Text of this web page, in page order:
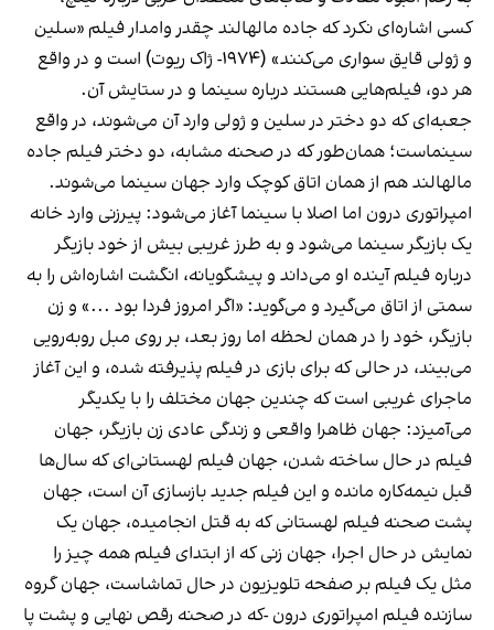
کسی اشاره‌ای نکرد که جاده مالهالند چقدر وامدار فیلم «سلین
و ژولی قایق سواری می‌کنند» (۱۹۷۴- ژاک ریوت) است و در واقع
هر دو، فیلم‌هایی هستند درباره سینما و در ستایش آن.
جعبه‌ای که دو دختر در سلین و ژولی وارد آن می‌شوند، در واقع
سینماست؛ همان‌طور که در صحنه مشابه، دو دختر فیلم جاده
مالهالند هم از همان اتاق کوچک وارد جهان سینما می‌شوند.
امپراتوری درون اما اصلا با سینما آغاز می‌شود: پیرزنی وارد خانه
یک بازیگر سینما می‌شود و به طرز غریبی بیش از خود بازیگر
درباره فیلم آینده او می‌داند و پیشگویانه، انگشت اشاره‌اش را به
سمتی از اتاق می‌گیرد و می‌گوید: «اگر امروز فردا بود ...» و زن
بازیگر، خود را در همان لحظه اما روز بعد، بر روی مبل روبه‌رویی
می‌بیند، در حالی که برای بازی در فیلم پذیرفته شده، و این آغاز
ماجرای غریبی است که چندین جهان مختلف را با یکدیگر
می‌آمیزد: جهان ظاهرا واقعی و زندگی عادی زن بازیگر، جهان
فیلم در حال ساخته شدن، جهان فیلم لهستانی‌ای که سال‌ها
قبل نیمه‌کاره مانده و این فیلم جدید بازسازی آن است، جهان
پشت صحنه فیلم لهستانی که به قتل انجامیده، جهان یک
نمایش در حال اجرا، جهان زنی که از ابتدای فیلم همه چیز را
مثل یک فیلم بر صفحه تلویزیون در حال تماشاست، جهان گروه
سازنده فیلم امپراتوری درون -که در صحنه رقص نهایی و پشت پا